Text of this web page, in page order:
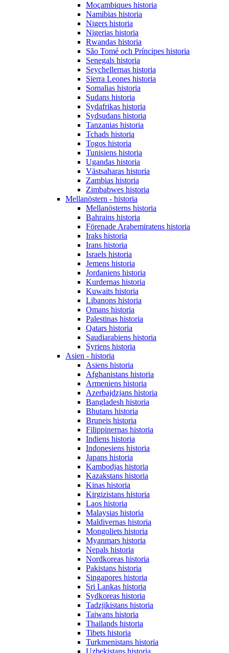
Moçambiques historia
Namibias historia
Nigers historia
Nigerias historia
Rwandas historia
São Tomé och Príncipes historia
Senegals historia
Seychellernas historia
Sierra Leones historia
Somalias historia
Sudans historia
Sydafrikas historia
Sydsudans historia
Tanzanias historia
Tchads historia
Togos historia
Tunisiens historia
Ugandas historia
Västsaharas historia
Zambias historia
Zimbabwes historia
Mellanöstern - historia
Mellanösterns historia
Bahrains historia
Förenade Arabemiratens historia
Iraks historia
Irans historia
Israels historia
Jemens historia
Jordaniens historia
Kurdernas historia
Kuwaits historia
Libanons historia
Omans historia
Palestinas historia
Qatars historia
Saudiarabiens historia
Syriens historia
Asien - historia
Asiens historia
Afghanistans historia
Armeniens historia
Azerbajdzjans historia
Bangladesh historia
Bhutans historia
Bruneis historia
Filippinernas historia
Indiens historia
Indonesiens historia
Japans historia
Kambodjas historia
Kazakstans historia
Kinas historia
Kirgizistans historia
Laos historia
Malaysias historia
Maldivernas historia
Mongoliets historia
Myanmars historia
Nepals historia
Nordkoreas historia
Pakistans historia
Singapores historia
Sri Lankas historia
Sydkoreas historia
Tadzjikistans historia
Taiwans historia
Thailands historia
Tibets historia
Turkmenistans historia
Uzbekistans historia